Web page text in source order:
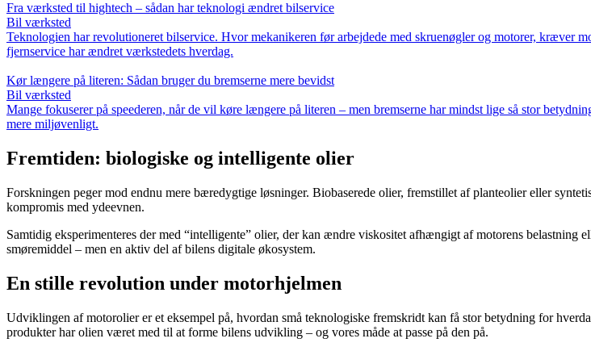
Fra værksted til hightech – sådan har teknologi ændret bilservice
Bil værksted
Teknologien har revolutioneret bilservice. Hvor mekanikeren før arbejdede med skruenøgler og motorer, kræver
fjernservice har ændret værkstedets hverdag.
Kør længere på literen: Sådan bruger du bremserne mere bevidst
Bil værksted
Mange fokuserer på speederen, når de vil køre længere på literen – men bremserne har mindst lige så stor
mere miljøvenligt.
Fremtiden: biologiske og intelligente olier
Forskningen peger mod endnu mere bæredygtige løsninger. Biobaserede olier, fremstillet af planteolier eller
kompromis med ydeevnen.
Samtidig eksperimenteres der med “intelligente” olier, der kan ændre viskositet afhængigt af motorens
smøremiddel – men en aktiv del af bilens digitale økosystem.
En stille revolution under motorhjelmen
Udviklingen af motorolier er et eksempel på, hvordan små teknologiske fremskridt kan få stor betydning for
produkter har olien været med til at forme bilens udvikling – og vores måde at passe på den på.